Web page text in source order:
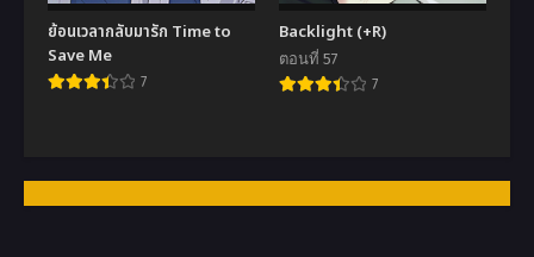
ย้อนเวลากลับมารัก Time to
Save Me
7
Backlight (+R)
ตอนที่ 57
7